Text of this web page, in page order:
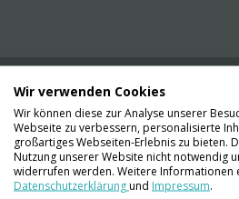
061
Wir verwenden Cookies
Wir können diese zur Analyse unserer
Webseite zu verbessern, personalisierte
großartiges Webseiten-Erlebnis zu bieten.
Nutzung unserer Website nicht notwendig
widerrufen werden. Weitere Informationen
Datenschutzerklärungund Impressum.